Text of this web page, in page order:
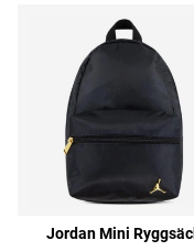
Jordan Mini